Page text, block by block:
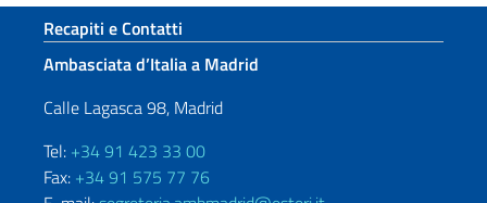
Sezione footer
Recapiti e Contatti
Ambasciata d’Italia a Madrid
Calle Lagasca 98, Madrid
Tel: +34 91 423 33 00
Fax: +34 91 575 77 76